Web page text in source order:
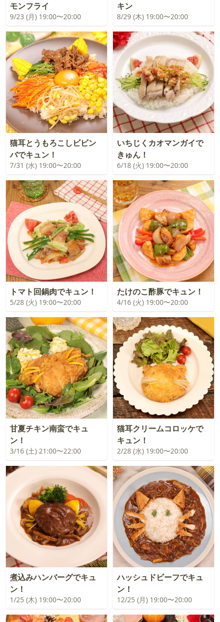
モンフライ
9/23 (月) 19:00〜20:00
キン
8/29 (木) 19:00〜20:00
猫耳とうもろこしビビン
バでキュン！
7/31 (水) 19:00〜20:00
いちじくカオマンガイで
きゅん！
6/18 (火) 19:00〜20:00
トマト回鍋肉でキュン！
5/28 (火) 19:00〜20:00
たけのこ酢豚でキュン！
4/16 (火) 19:00〜20:00
甘夏チキン南蛮でキュ
ン！
3/16 (土) 21:00〜22:00
猫耳クリームコロッケで
キュン！
2/28 (水) 19:00〜20:00
煮込みハンバーグでキュ
ン！
1/25 (木) 19:00〜20:00
ハッシュドビーフでキュ
ン！
12/25 (月) 19:00〜20:00